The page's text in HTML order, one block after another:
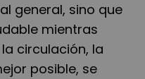
general, sino que
mientras
circulación, la
posible, se